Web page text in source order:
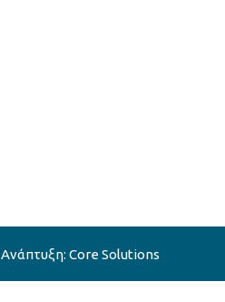
Ανάπτυξη: Core Solutions